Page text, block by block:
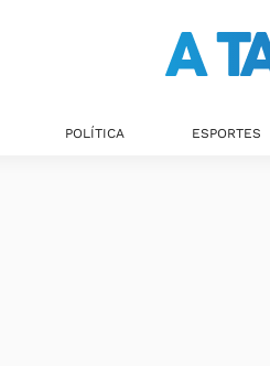
POLÍTICA ESPORTES